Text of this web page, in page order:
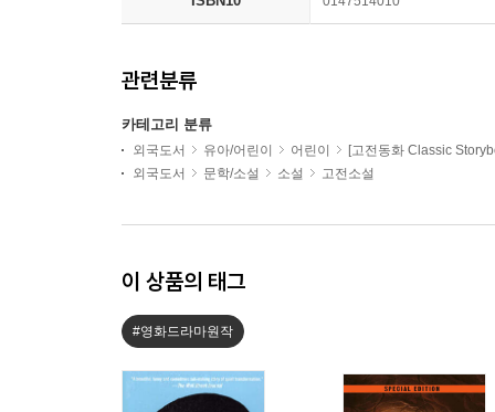
관련분류
카테고리 분류
외국도서 유아/어린이 어린이
[고전동화 Classic
외국도서
문학/소설 소설 고전소설
이 상품의 태그
#영화드라마원작